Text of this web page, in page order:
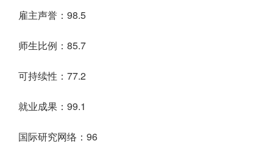
雇主声誉：98.5
师生比例：85.7
可持续性：77.2
就业成果：99.1
国际研究网络：96